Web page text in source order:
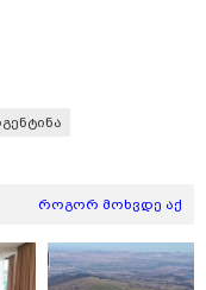
როგორ მოხვდე აქ